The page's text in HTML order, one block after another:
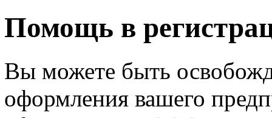
Помощь в
Вы можете быть
оформления вашего